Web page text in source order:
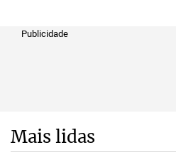
Publicidade
Mais lidas